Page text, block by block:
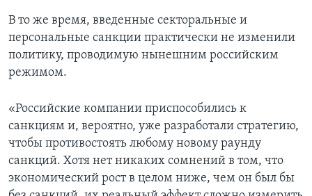
В то же время, введенные секторальные и
персональные санкции практически не изменили
политику, проводимую нынешним российским
режимом.
«Российские компании приспособились к
санкциям и, вероятно, уже разработали стратегию,
чтобы противостоять любому новому раунду
санкций. Хотя нет никаких сомнений в том, что
экономический рост в целом ниже, чем он был бы